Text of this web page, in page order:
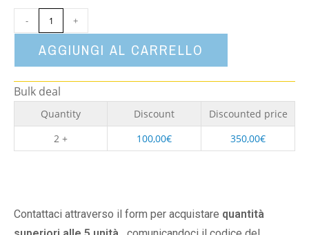
- +
AGGIUNGI AL CARRELLO
Bulk deal
Quantity Discount
Discounted price
2 +
100,00€ 350,00€
Contattaci attraverso il form per acquistare quantità